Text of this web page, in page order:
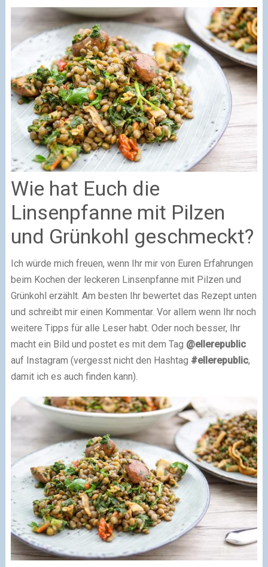
Wie hat Euch die
Linsenpfanne mit Pilzen
und Grünkohl geschmeckt?
Ich würde mich freuen, wenn Ihr mir von Euren Erfahrungen
beim Kochen der leckeren Linsenpfanne mit Pilzen und
Grünkohl erzählt. Am besten Ihr bewertet das Rezept unten
und schreibt mir einen Kommentar. Vor allem wenn Ihr noch
weitere Tipps für alle Leser habt. Oder noch besser, Ihr
macht ein Bild und postet es mit dem Tag @ellerepublic
auf Instagram (vergesst nicht den Hashtag #ellerepublic,
damit ich es auch finden kann).